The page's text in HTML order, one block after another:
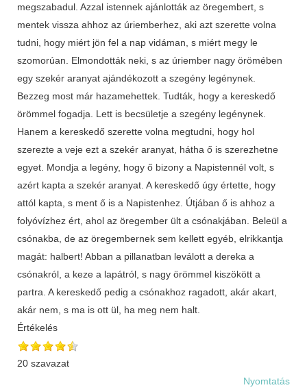
megszabadul. Azzal istennek ajánlották az öregembert, s
mentek vissza ahhoz az úriemberhez, aki azt szerette volna
tudni, hogy miért jön fel a nap vidáman, s miért megy le
szomorúan. Elmondották neki, s az úriember nagy örömében
egy szekér aranyat ajándékozott a szegény legénynek.
Bezzeg most már hazamehettek. Tudták, hogy a kereskedő
örömmel fogadja. Lett is becsületje a szegény legénynek.
Hanem a kereskedő szerette volna megtudni, hogy hol
szerezte a veje ezt a szekér aranyat, hátha ő is szerezhetne
egyet. Mondja a legény, hogy ő bizony a Napistennél volt, s
azért kapta a szekér aranyat. A kereskedő úgy értette, hogy
attól kapta, s ment ő is a Napistenhez. Útjában ő is ahhoz a
folyóvízhez ért, ahol az öregember ült a csónakjában. Beleül a
csónakba, de az öregembernek sem kellett egyéb, elrikkantja
magát: halbert! Abban a pillanatban leválott a dereka a
csónakról, a keze a lapátról, s nagy örömmel kiszökött a
partra. A kereskedő pedig a csónakhoz ragadott, akár akart,
akár nem, s ma is ott ül, ha meg nem halt.
Értékelés
20 szavazat
Nyomtatás